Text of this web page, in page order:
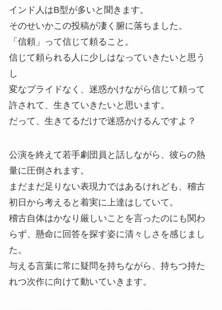
インド人はB型が多いと聞きます。
そのせいかこの投稿が凄く腑に落ちました。
「信頼」って信じて頼ること。
信じて頼られる人に少しはなっていきたいと思う
し
変なプライドなく、迷惑かけながら信じて頼って
許されて、生きていきたいと思います。
だって、生きてるだけで迷惑かけるんですよ？
公演を終えて若手劇団員と話しながら、彼らの熱
量に圧倒されます。
まだまだ足りない表現力ではあるけれども、稽古
初日から考えると着実に上達はしていて。
稽古自体はかなり厳しいことを言ったのにも関わ
らず、懸命に回答を探す姿に清々しさを感じまし
た。
与える言葉に常に疑問を持ちながら、持ちつ持た
れつ次作に向けて動いていきます。